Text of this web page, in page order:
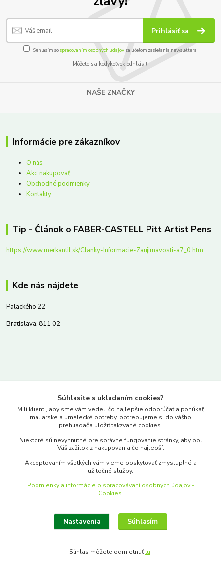
Prihlásiť sa
Súhlasím sospracovaním osobných údajov za účelom zasielania newslettera.
Môžete sa kedykoľvek odhlásiť.
NAŠE ZNAČKY
Informácie pre zákazníkov
O nás
Ako nakupovať
Obchodné podmienky
Kontakty
Tip - Článok o FABER-CASTELL Pitt Artist Pens
https://www.merkantil.sk/Clanky-Informacie-Zaujimavosti-a7_0.htm
Kde nás nájdete
Palackého 22
Bratislava, 811 02
www.merkantil.sk
Pondelok-Piatok: 9.00-17.00hod.
objednavky@merkantil-obchod.sk
Upraviť zber cookies.
Súhlasíte s ukladaním cookies?
Milí klienti, aby sme vám vedeli čo najlepšie odporúčať a ponúkať
maliarske a umelecké potreby, potrebujeme si do vášho
prehliadača uložiť takzvané cookies.
Niektoré sú nevyhnutné pre správne fungovanie stránky, aby bol
Váš zážitok z nakupovania čo najlepší.
Akceptovaním všetkých vám vieme poskytovať zmysluplné a
užitočné služby.
Podmienky a informácie o spracovávaní osobných údajov -
Cookies.
Nastavenia Súhlasím
Súhlas môžete odmietnuťtu.